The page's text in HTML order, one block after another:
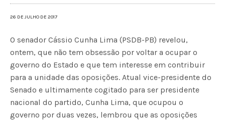
26 DE JULHO DE 2017
O senador Cássio Cunha Lima (PSDB-PB) revelou,
ontem, que não tem obsessão por voltar a ocupar o
governo do Estado e que tem interesse em contribuir
para a unidade das oposições. Atual vice-presidente do
Senado e ultimamente cogitado para ser presidente
nacional do partido, Cunha Lima, que ocupou o
governo por duas vezes, lembrou que as oposições